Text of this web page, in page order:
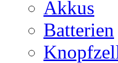
Akkus
Batterien